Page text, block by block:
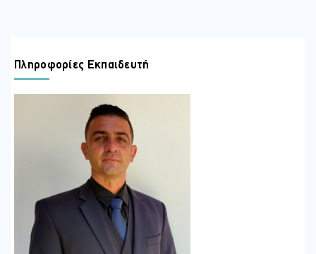
to quality brand standards”. He has received training in various
countries such as UK, Greece & Holland. Having owned his own
business for 12 years, he has also managed to open and setup
restaurants and Hotels throughout Cyprus.
Having worked across several high-profile settings on 2 continents
(Cyprus & South Africa), an accustomed individual in combining
experience and knowledge whilst boasting a true passion for service
excellence, is now a trainer of the Cyprus Hospitality Educational
Institute (CHEI).
Πληροφορίες Εκπαιδευτή